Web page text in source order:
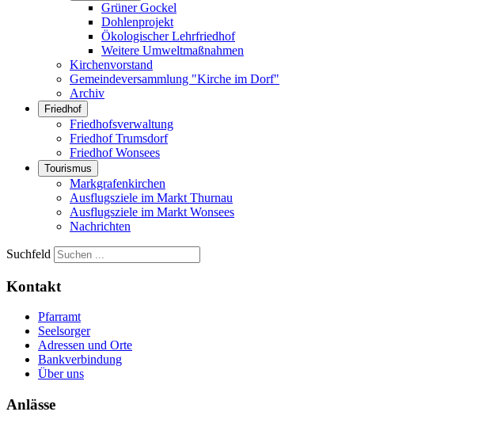
Grüner Gockel
Dohlenprojekt
Ökologischer Lehrfriedhof
Weitere Umweltmaßnahmen
Kirchenvorstand
Gemeindeversammlung "Kirche im Dorf"
Archiv
Friedhof
Friedhofsverwaltung
Friedhof Trumsdorf
Friedhof Wonsees
Tourismus
Markgrafenkirchen
Ausflugsziele im Markt Thurnau
Ausflugsziele im Markt Wonsees
Nachrichten
Suchfeld
Kontakt
Pfarramt
Seelsorger
Adressen und Orte
Bankverbindung
Über uns
Anlässe